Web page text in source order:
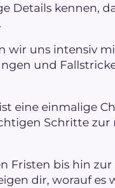
Details kennen,
wir uns intensiv
und
eine einmalige
Schritte zur
Fristen bis hin zur
dir, worauf es